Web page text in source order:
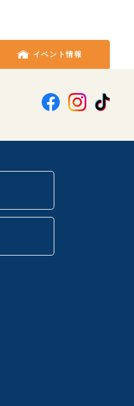
イベント情報